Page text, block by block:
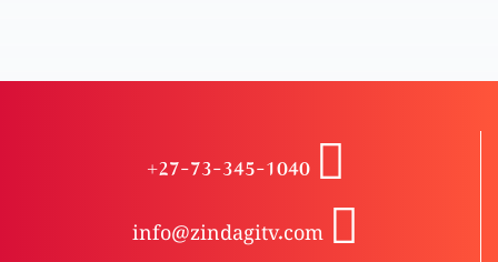
ابیونی ابتدائی مسیح کیوں نہیں ہوسکتے؟
+27-73-345-1040
info@zindagitv.com